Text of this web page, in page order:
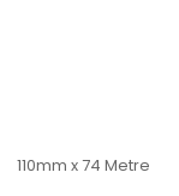
110mm x 74 Metre